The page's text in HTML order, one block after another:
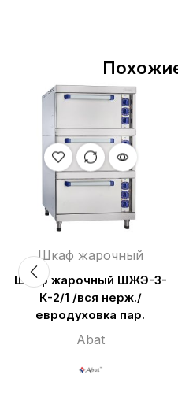
Шкаф жарочный
Шкаф жарочный ШЖЭ-3-
К-2/1 /вся нерж./
евродуховка пар.
Abat